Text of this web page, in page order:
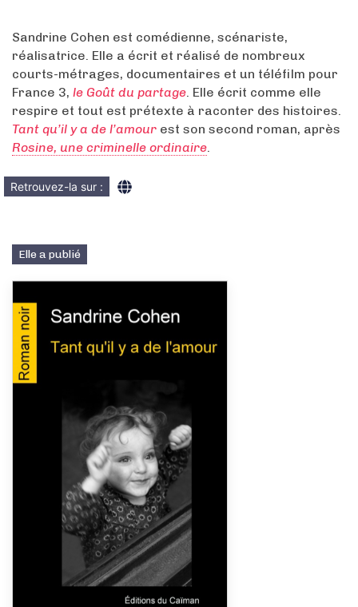
Sandrine Cohen est comédienne, scénariste,
réalisatrice. Elle a écrit et réalisé de nombreux
courts-métrages, documentaires et un téléfilm pour
France 3, le Goût du partage. Elle écrit comme elle
respire et tout est prétexte à raconter des histoires.
Tant qu’il y a de l’amour est son second roman, après
Rosine, une criminelle ordinaire.
Retrouvez-la sur :
Elle a publié